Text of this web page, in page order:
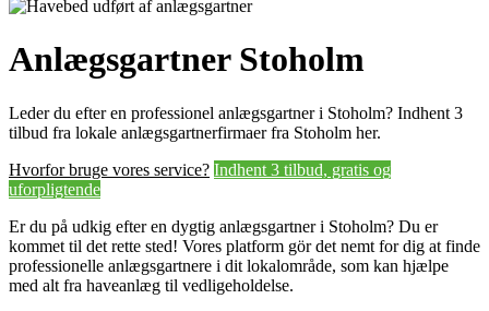
Anlægsgartner Stoholm
Leder du efter en professionel anlægsgartner i Stoholm? Indhent 3
tilbud fra lokale anlægsgartnerfirmaer fra Stoholm her.
Hvorfor bruge vores service? Indhent 3 tilbud, gratis og
uforpligtende
Er du på udkig efter en dygtig anlægsgartner i Stoholm? Du er
kommet til det rette sted! Vores platform gör det nemt for dig at finde
professionelle anlægsgartnere i dit lokalområde, som kan hjælpe
med alt fra haveanlæg til vedligeholdelse.